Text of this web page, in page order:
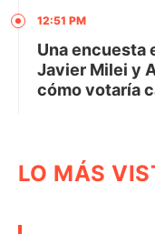
12:51 PM
Una encuesta
Javier Milei y
cómo votaría
LO MÁS